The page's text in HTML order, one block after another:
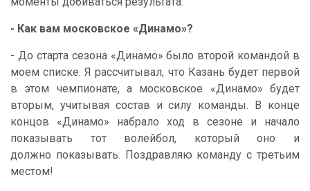
- Как вам московское «Динамо»?
- До старта сезона «Динамо» было второй командой в
моем списке. Я рассчитывал, что Казань будет первой
в этом чемпионате, а московское «Динамо» будет
вторым, учитывая состав и силу команды. В конце
концов «Динамо» набрало ход в сезоне и начало
показывать тот волейбол, который оно и
должно показывать. Поздравляю команду с третьим
местом!